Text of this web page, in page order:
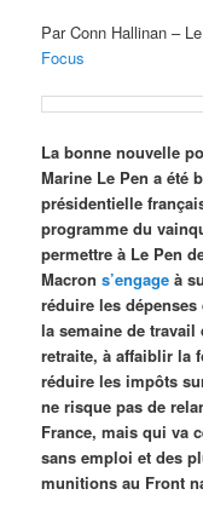
Par Conn Hallinan –
Focus
La bonne nouvelle
Marine Le Pen a été
présidentielle
programme du
permettre à Le Pen
Macrons’engage à
réduire les
la semaine de travail
retraite, à affaiblir la
réduire les impôts
ne risque pas de
France, mais qui va
sans emploi et des
munitions au Front